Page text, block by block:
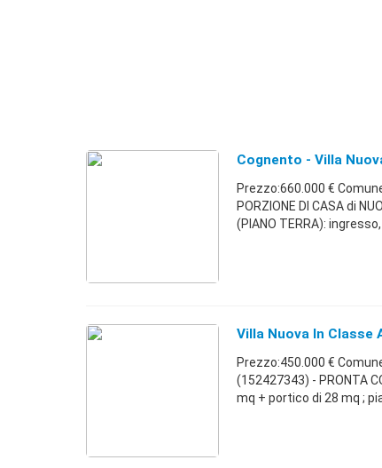
Cognento - Villa
Prezzo:660.000 €
PORZIONE DI CASA di
(PIANO TERRA): ingresso,
Villa Nuova In Classe
Prezzo:450.000 €
(152427343) - PRONTA
mq + portico di 28 mq ;